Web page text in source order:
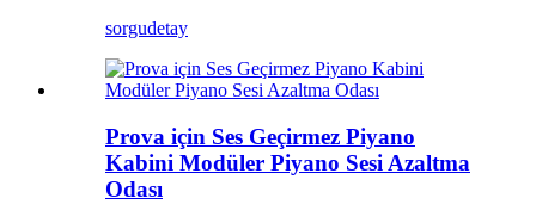
sorgudetay
Prova için Ses Geçirmez Piyano
Kabini Modüler Piyano Sesi Azaltma
Odası